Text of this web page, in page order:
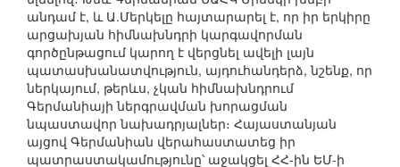
անդամ է, և Ա.Մերկելը հայտարարել է, որ իր երկիրը
արցախյան հիմնախնդրի կարգավորման
գործընթացում կարող է վերցնել ավելի լայն
պատասխանատվություն, այդուհանդերձ, նշենք, որ
ներկայում, թերևս, չկան հիմնախնդրում
Գերմանիայի ներգրավման խորացման
նպաստավոր նախադրյալներ։ Հայաստանյան
այցով Գերմանիան վերահաստատեց իր
պատրաստակամությունը՝ աջակցել ՀՀ-ին ԵՄ-ի